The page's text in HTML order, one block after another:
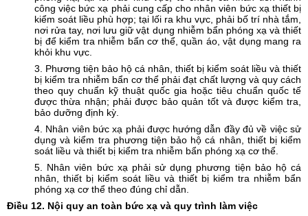
công việc bức xạ phải cung cấp cho nhân viên bức xạ thiết bị
kiểm soát liều phù hợp; tại lối ra khu vực, phải bố trí nhà tắm,
nơi rửa tay, nơi lưu giữ vật dụng nhiễm bẩn phóng xạ và thiết
bị để kiểm tra nhiễm bẩn cơ thể, quần áo, vật dụng mang ra
khỏi khu vực.
3. Phương tiện bảo hộ cá nhân, thiết bị kiểm soát liều và thiết
bị kiểm tra nhiễm bẩn cơ thể phải đạt chất lượng và quy cách
theo quy chuẩn kỹ thuật quốc gia hoặc tiêu chuẩn quốc tế
được thừa nhận; phải được bảo quản tốt và được kiểm tra,
bảo dưỡng định kỳ.
4. Nhân viên bức xạ phải được hướng dẫn đầy đủ về việc sử
dụng và kiểm tra phương tiện bảo hộ cá nhân, thiết bị kiểm
soát liều và thiết bị kiểm tra nhiễm bẩn phóng xạ cơ thể.
5. Nhân viên bức xạ phải sử dụng phương tiện bảo hộ cá
nhân, thiết bị kiểm soát liều và thiết bị kiểm tra nhiễm bẩn
phóng xạ cơ thể theo đúng chỉ dẫn.
Điều 12. Nội quy an toàn bức xạ và quy trình làm việc